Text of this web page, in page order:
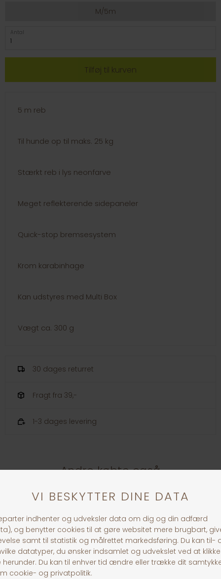
M/5m
Antal
5 m reb
Til hunde op til maks. 25 kg
Stærkt reb i lys neonfarve
Meget reflekterende sidepaneler
Quick-stop bremsesystem
Krom karabinhage
Kan udstyres med Multi Box
Vægt ca. 300 g
30 dages returret
Fragt fra 39,-
1-3 dages levering
Andre købte også